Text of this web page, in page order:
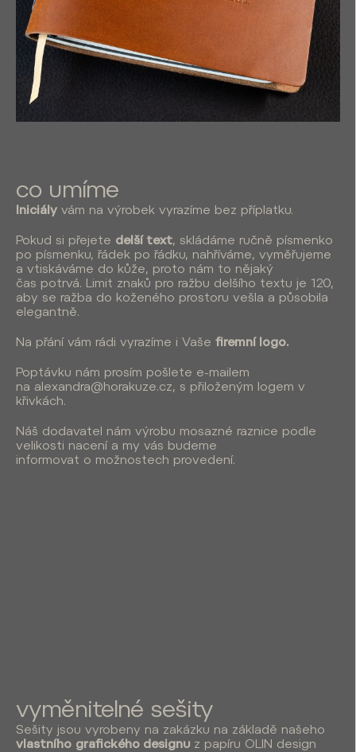
co umíme
Iniciály vám na výrobek vyrazíme bez příplatku.
Pokud si přejete delší text, skládáme ručně písmenko
po písmenku, řádek po řádku, nahříváme, vyměřujeme
a vtiskáváme do kůže, proto nám to nějaký
čas potrvá. Limit znaků pro ražbu delšího textu je 120,
aby se ražba do koženého prostoru vešla a působila
elegantně.
Na přání vám rádi vyrazíme i Vaše firemní logo.
Poptávku nám prosím pošlete e-mailem
na alexandra@horakuze.cz, s přiloženým logem v
křivkách.
Náš dodavatel nám výrobu mosazné raznice podle
velikosti nacení a my vás budeme
informovat o možnostech provedení.
vyměnitelné sešity
Sešity jsou vyrobeny na zakázku na základě našeho
vlastního grafického designu z papíru OLIN design